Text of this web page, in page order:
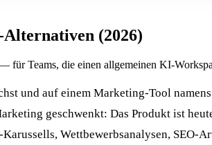
Alternativen (2026)
für Teams, die einen allgemeinen KI-
und auf einem Marketing-Tool
geschwenkt: Das Produkt ist
Wettbewerbsanalysen, SEO-